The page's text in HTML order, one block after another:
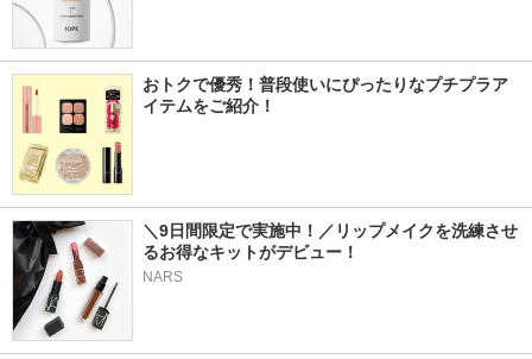
おトクで優秀！普段使いにぴったりなプチプラア
イテムをご紹介！
＼9日間限定で実施中！／リップメイクを洗練させ
るお得なキットがデビュー！
NARS